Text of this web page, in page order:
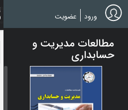
Skip
to
main
ورود عضویت
مطالعات مدیریت و
حسابداری